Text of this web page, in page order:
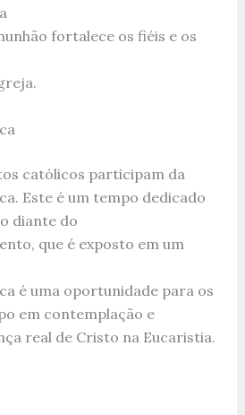
fortalece os fiéis e os
católicos participam da
Este é um tempo dedicado
diante do
que é exposto em um
é uma oportunidade para os
em contemplação e
real de Cristo na Eucaristia.